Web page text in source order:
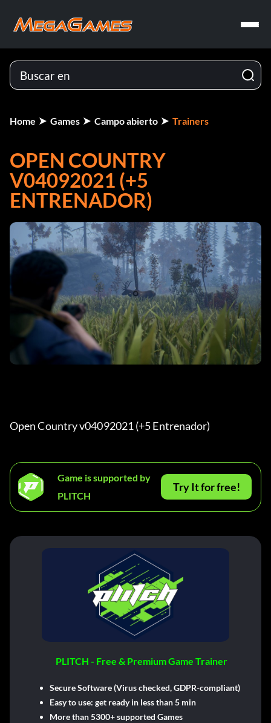
Home Games Campo abierto Trainers
OPEN COUNTRY
V04092021 (+5
ENTRENADOR)
Open Country v04092021 (+5 Entrenador)
Game is supported by
PLITCH
Try It for free!
PLITCH - Free & Premium Game Trainer
Secure Software (Virus checked, GDPR-compliant)
Easy to use: get ready in less than 5 min
More than 5300+ supported Games